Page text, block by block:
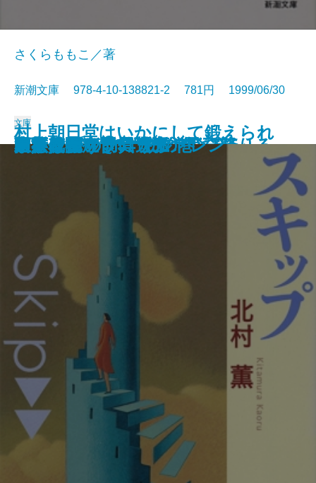
血脈の火―流転の海 第三部―
流しのしたの骨
一人の男が飛行機から飛び降りる
初ものがたり
見張り塔から ずっと
怒らぬ慶之助
村上朝日堂はいかにして鍛えられ
たか
人斬り半次郎 幕末編
人斬り半次郎 賊将編
そういうふうにできている
さくらももこ／著
新潮文庫 978-4-10-138821-2 781円 1999/06/30
文庫
スキップ
西行花伝
陋巷に在り〔5〕妨の巻
玉人
名人は危うきに遊ぶ
家族依存症
ドラマチック チルドレン
ヒトラーの防具〔上〕
ヒトラーの防具〔下〕
東亰異聞